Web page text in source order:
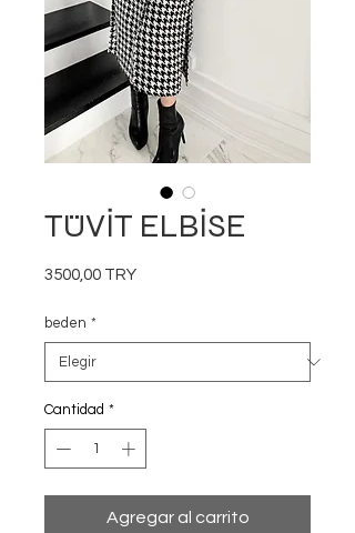
TÜVİT ELBİSE
3500,00 TRYPrecio
beden *
Cantidad *
Agregar al carrito